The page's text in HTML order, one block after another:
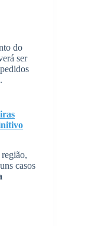
do
ser
casos